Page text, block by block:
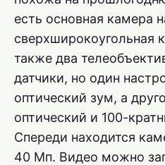
есть основная камера
сверхширокоугольная
также два
датчики, но один
оптический зум, а
оптический и 100-
Спереди находится
40 Мп. Видео можно